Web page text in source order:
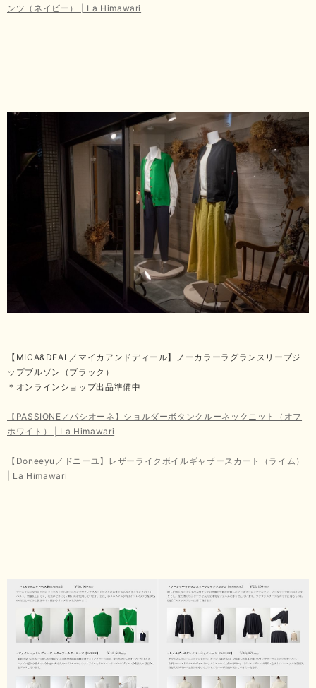
ンツ（ネイビー） | La Himawari
【MICA&DEAL／マイカアンドディール】ノーカラーラグランスリーブジ
ップブルゾン（ブラック）
＊オンラインショップ出品準備中
【PASSIONE／パシオーネ】ショルダーボタンクルーネックニット（オフ
ホワイト） | La Himawari
【Doneeyu／ドニーユ】レザーライクボイルギャザースカート（ライム）
| La Himawari